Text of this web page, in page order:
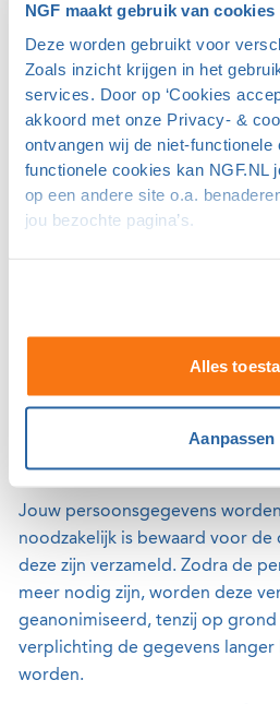
NGF maakt gebruik van cookies
Deze worden gebruikt voor
Zoals inzicht krijgen in het
services. Door op ‘Cookies
akkoord met onze Privacy- &
ontvangen wij de niet-
functionele cookies kan NGF.NL
op een andere site o.a.
jou bezochte pagina’s.
Alles
Aanpassen
Om jouw aanmelding te kunnen
NGF jouw persoonsgegevens
waarvoor jij je aanmeldt.
De Talentacademies verwerken
namens de NGF en mogen
voor de uitvoering van de NGF
Daarnaast kunnen de NGF en de
gebruikmaken van leveranciers
Talentacademies
van de NGF of de NGF
contractueel verplicht de
beveiligen.
Wij verkopen jouw
6. Hoe lang bewaren wij jouw
Jouw persoonsgegevens
noodzakelijk is bewaard voor
deze zijn verzameld. Zodra de
meer nodig zijn, worden deze
geanonimiseerd, tenzij op
verplichting de gegevens langer
worden.